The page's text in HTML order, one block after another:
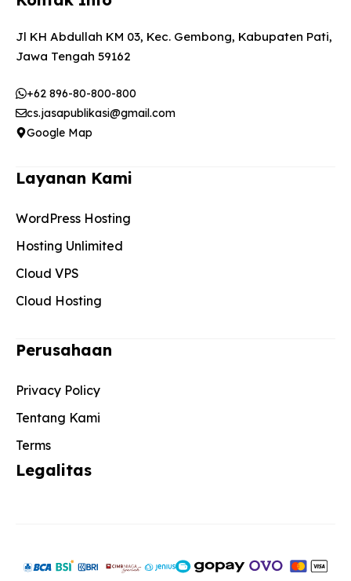
Jl KH Abdullah KM 03, Kec. Gembong, Kabupaten Pati,
Jawa Tengah 59162
+62 896-80-800-800
cs.jasapublikasi@gmail.com
Google Map
Layanan Kami
WordPress Hosting
Hosting Unlimited
Cloud VPS
Cloud Hosting
Perusahaan
Privacy Policy
Tentang Kami
Terms
Legalitas